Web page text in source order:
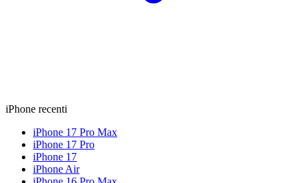
iPhone recenti
iPhone 17 Pro Max
iPhone 17 Pro
iPhone 17
iPhone Air